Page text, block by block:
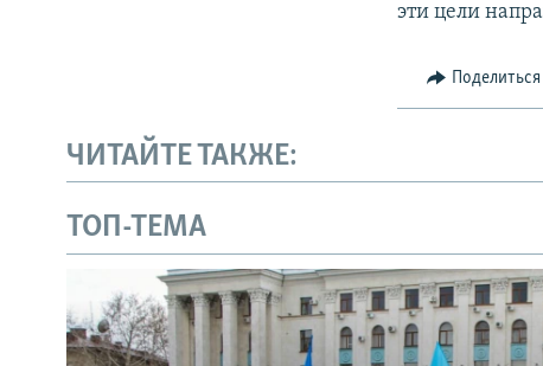
эти цели
Поделиться
ЧИТАЙТЕ ТАКЖЕ:
ТОП-ТЕМА